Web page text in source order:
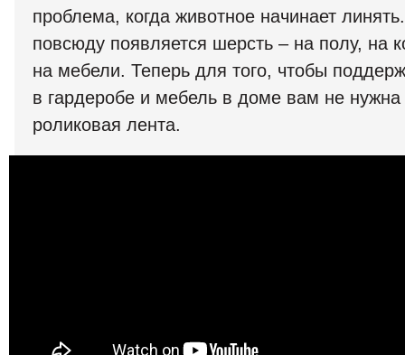
проблема, когда животное начинает
повсюду появляется шерсть – на полу, на
на мебели. Теперь для того, чтобы
в гардеробе и мебель в доме вам не
роликовая лента.